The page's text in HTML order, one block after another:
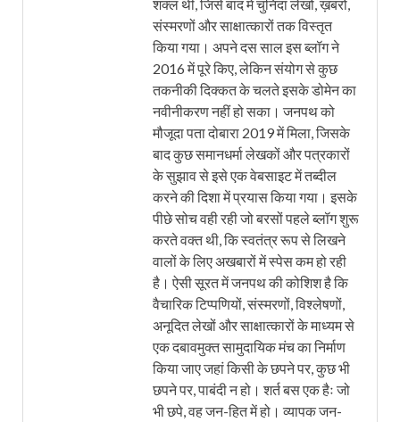
शक्ल थी, जिसे बाद में चुनिंदा लेखों, ख़बरों,
संस्मरणों और साक्षात्कारों तक विस्तृत
किया गया। अपने दस साल इस ब्लॉग ने
2016 में पूरे किए, लेकिन संयोग से कुछ
तकनीकी दिक्कत के चलते इसके डोमेन का
नवीनीकरण नहीं हो सका। जनपथ को
मौजूदा पता दोबारा 2019 में मिला, जिसके
बाद कुछ समानधर्मा लेखकों और पत्रकारों
के सुझाव से इसे एक वेबसाइट में तब्दील
करने की दिशा में प्रयास किया गया। इसके
पीछे सोच वही रही जो बरसों पहले ब्लॉग शुरू
करते वक्त थी, कि स्वतंत्र रूप से लिखने
वालों के लिए अखबारों में स्पेस कम हो रही
है। ऐसी सूरत में जनपथ की कोशिश है कि
वैचारिक टिप्पणियों, संस्मरणों, विश्लेषणों,
अनूदित लेखों और साक्षात्कारों के माध्यम से
एक दबावमुक्त सामुदायिक मंच का निर्माण
किया जाए जहां किसी के छपने पर, कुछ भी
छपने पर, पाबंदी न हो। शर्त बस एक हैः जो
भी छपे, वह जन-हित में हो। व्यापक जन-